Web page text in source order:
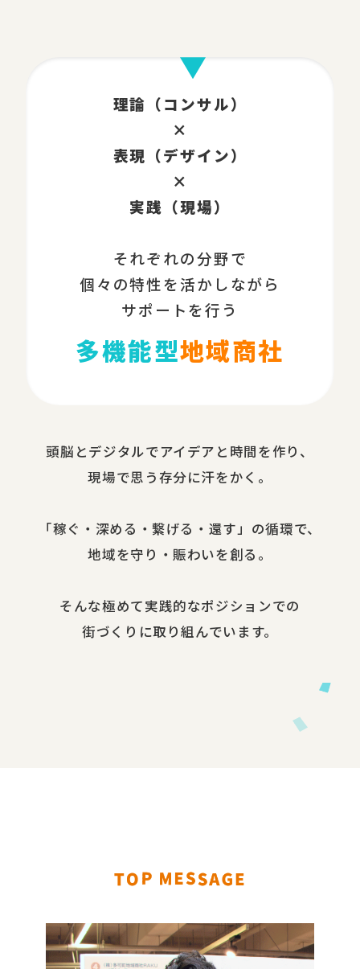
理論（コンサル）
×
表現（デザイン）
×
実践（現場）
それぞれの分野で
個々の特性を活かしながら
サポートを行う
多機能型地域商社
頭脳と​デジタルで​アイデアと​時間を​作り、​
現場で​思う​存分に​汗を​かく。
​「稼ぐ・​深める​・繋げる・還す」の​循環で、​
地域を​守り・​賑わいを​創る。
​そんな​極めて​実践的な​ポジションでの​
街づくりに​取り組んでいます。​